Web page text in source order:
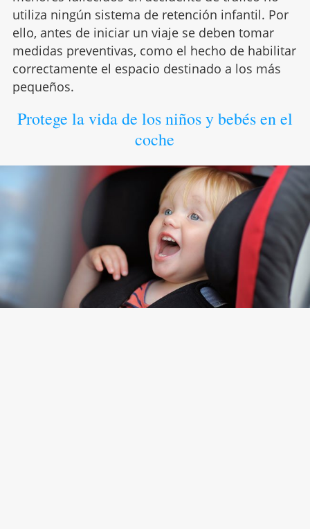
utiliza ningún sistema de retención infantil. Por
ello, antes de iniciar un viaje se deben tomar
medidas preventivas, como el hecho de habilitar
correctamente el espacio destinado a los más
pequeños.
Protege la vida de los niños y bebés en el
coche